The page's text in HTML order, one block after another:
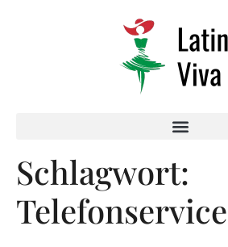
Schlagwort:
Telefonservice